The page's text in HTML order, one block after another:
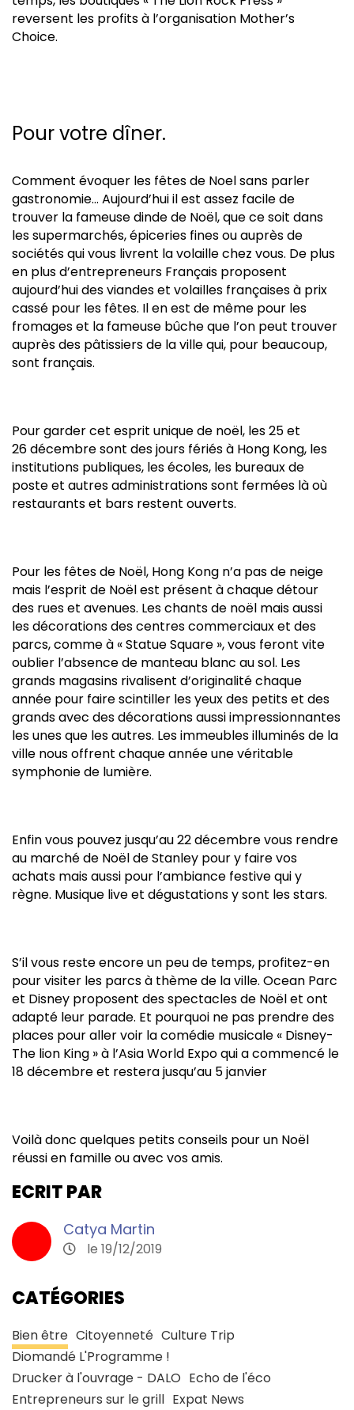
reversent les profits à l’organisation Mother’s
Choice.
Pour votre dîner.
Comment évoquer les fêtes de Noel sans parler
gastronomie… Aujourd’hui il est assez facile de
trouver la fameuse dinde de Noël, que ce soit dans
les supermarchés, épiceries fines ou auprès de
sociétés qui vous livrent la volaille chez vous. De plus
en plus d’entrepreneurs Français proposent
aujourd’hui des viandes et volailles françaises à prix
cassé pour les fêtes. Il en est de même pour les
fromages et la fameuse bûche que l’on peut trouver
auprès des pâtissiers de la ville qui, pour beaucoup,
sont français.
Pour garder cet esprit unique de noël, les 25 et
26 décembre sont des jours fériés à Hong Kong, les
institutions publiques, les écoles, les bureaux de
poste et autres administrations sont fermées là où
restaurants et bars restent ouverts.
Pour les fêtes de Noël, Hong Kong n’a pas de neige
mais l’esprit de Noël est présent à chaque détour
des rues et avenues. Les chants de noël mais aussi
les décorations des centres commerciaux et des
parcs, comme à « Statue Square », vous feront vite
oublier l’absence de manteau blanc au sol. Les
grands magasins rivalisent d’originalité chaque
année pour faire scintiller les yeux des petits et des
grands avec des décorations aussi impressionnantes
les unes que les autres. Les immeubles illuminés de la
ville nous offrent chaque année une véritable
symphonie de lumière.
Enfin vous pouvez jusqu’au 22 décembre vous rendre
au marché de Noël de Stanley pour y faire vos
achats mais aussi pour l’ambiance festive qui y
règne. Musique live et dégustations y sont les stars.
S’il vous reste encore un peu de temps, profitez-en
pour visiter les parcs à thème de la ville. Ocean Parc
et Disney proposent des spectacles de Noël et ont
adapté leur parade. Et pourquoi ne pas prendre des
places pour aller voir la comédie musicale « Disney-
The lion King » à l’Asia World Expo qui a commencé le
18 décembre et restera jusqu’au 5 janvier
Voilà donc quelques petits conseils pour un Noël
réussi en famille ou avec vos amis.
ECRIT PAR
Catya Martin
le 19/12/2019
CATÉGORIES
Bien être Citoyenneté Culture Trip
Diomandé L'Programme !
Drucker à l'ouvrage - DALO Echo de l'éco
Entrepreneurs sur le grill Expat News